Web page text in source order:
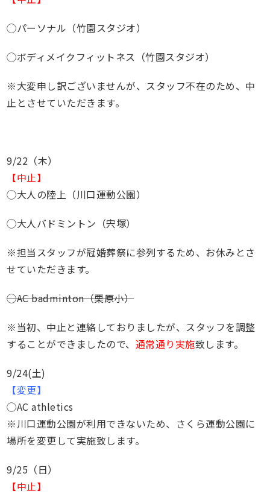
◯パーソナル（竹園スタジオ）
◯ボディメイクフィットネス（竹園スタジオ）
※大変申し訳ございませんが、スタッフ不在のため、中
止とさせていただきます。
9/22（木）
【中止】
◯大人の陸上（川口運動公園）
◯大人バドミントン（宍塚）
※担当スタッフが冠婚葬祭に参列するため、お休みとさ
せていただきます。
◯AC badminton（栗原小）
※当初、中止と連絡しておりましたが、スタッフを調整
することができましたので、 通常通り実施致します。
9/24(土)
【変更】
◯AC athletics
※川口運動公園が利用できないため、さくら運動公園に
場所を変更して実施致します。
9/25（日）
【中止】